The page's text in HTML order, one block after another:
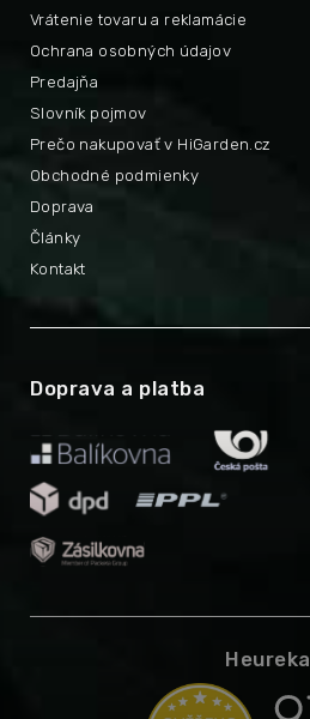
Prečo nakupovať v HiGarden.cz
Vrátenie tovaru a reklamácie
Obchodné podmienky
Ochrana osobných údajov
Doprava
Predajňa
Články
Slovník pojmov
Kontakt
Doprava a platba
Heureka